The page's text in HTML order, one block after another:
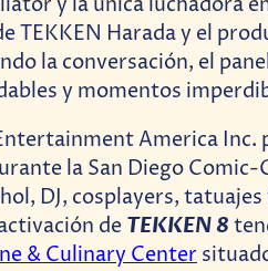
y la única luchadora
TEKKEN Harada y el
la conversación, el
y momentos
America
la San Diego Comic-
DJ, cosplayers,
de TEKKEN 8
& Culinary Center